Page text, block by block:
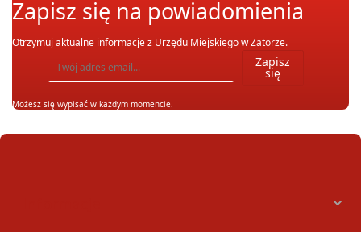
Zapisz się na powiadomienia
Otrzymuj aktualne informacje z Urzędu Miejskiego w Zatorze.
Zapisz
się
Możesz się wypisać w każdym momencie.